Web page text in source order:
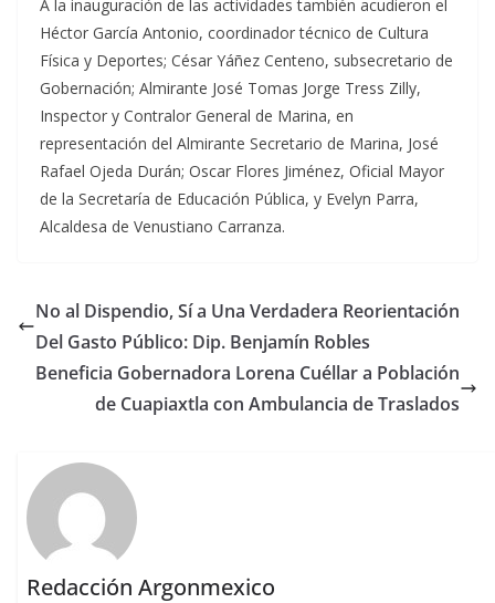
A la inauguración de las actividades también acudieron el
Héctor García Antonio, coordinador técnico de Cultura
Física y Deportes; César Yáñez Centeno, subsecretario de
Gobernación; Almirante José Tomas Jorge Tress Zilly,
Inspector y Contralor General de Marina, en
representación del Almirante Secretario de Marina, José
Rafael Ojeda Durán; Oscar Flores Jiménez, Oficial Mayor
de la Secretaría de Educación Pública, y Evelyn Parra,
Alcaldesa de Venustiano Carranza.
No al Dispendio, Sí a Una Verdadera Reorientación
Del Gasto Público: Dip. Benjamín Robles
Beneficia Gobernadora Lorena Cuéllar a Población
de Cuapiaxtla con Ambulancia de Traslados
Redacción Argonmexico